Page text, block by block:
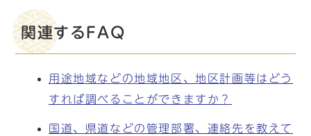
関連するFAQ
用途地域などの地域地区、地区計画等はどう
すれば調べることができますか？
国道、県道などの管理部署、連絡先を教えて